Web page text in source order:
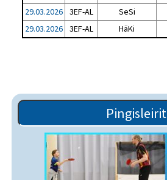
29.03.2026
3EF-AL SeSi
29.03.2026
3EF-AL HäKi
Pingisleirit